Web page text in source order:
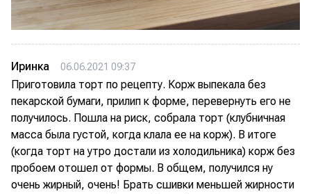
Иринка 06.06.2021 09:37
Приготовила торт по рецепту. Корж выпекала без
пекарской бумаги, прилип к форме, перевернуть его не
получилось. Пошла на риск, собрала торт (клубничная
масса была густой, когда клала ее на корж). В итоге
(когда торт на утро достали из холодильника) корж без
пробоем отошел от формы. В общем, получился ну
очень жирный, очень! Брать сшивки меньшей жирности